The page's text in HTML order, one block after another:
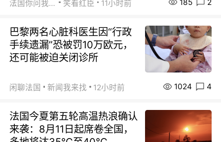
法国你问我答 笑看红臣 11小时前 185 2
巴黎两名心脏科医生因“行政
手续遗漏”恐被罚10万欧元，
还可能被迫关闭诊所
闲聊法国 新闻我来找 12小时前 1024 4
法国今夏第五轮高温热浪确认
来袭：8月11日起席卷全国，